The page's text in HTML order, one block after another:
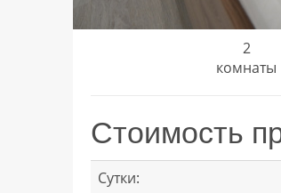
2
комнаты
Стоимость
Сутки: